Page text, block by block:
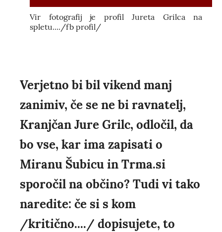
Vir fotografij je profil Jureta Grilca na
spletu..../fb profil/
Verjetno bi bil vikend manj
zanimiv, če se ne bi ravnatelj,
Kranjčan Jure Grilc, odločil, da
bo vse, kar ima zapisati o
Miranu Šubicu in Trma.si
sporočil na občino? Tudi vi tako
naredite: če si s kom
/kritično..../ dopisujete, to